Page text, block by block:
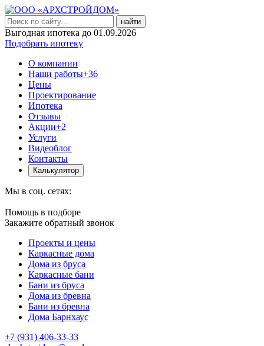
найти
Выгодная ипотека до 01.09.2026
Подобрать ипотеку
О компании
Наши работы+36
Цены
Проектирование
Ипотека
Отзывы
Акции+2
Услуги
Видеоблог
Контакты
Калькулятор
Мы в соц. сетях:
Помощь в подборе
Закажите обратный звонок
Проекты и цены
Каркасные дома
Дома из бруса
Каркасные бани
Бани из бруса
Дома из бревна
Бани из бревна
Дома Барнхаус
+7 (931) 406-33-33